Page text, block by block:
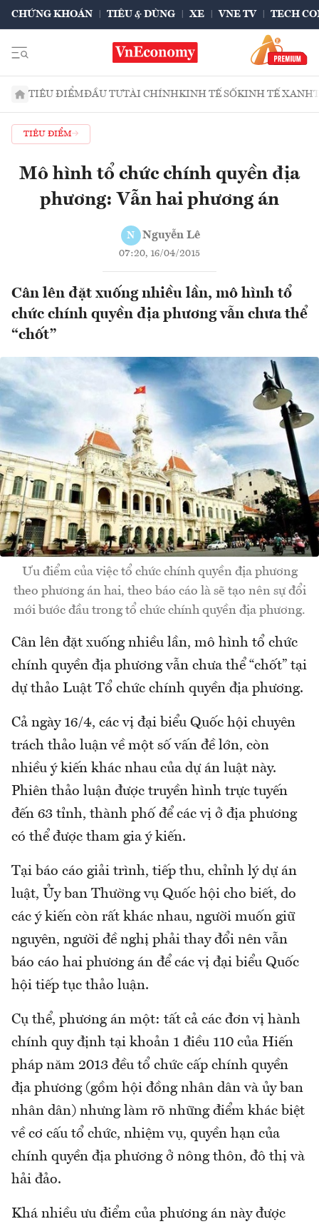
CHỨNG KHOÁN TIÊU & DÙNG XE VNE TV TECH
TIÊU ĐIỂMĐẦU TƯTÀI CHÍNHKINH TẾ SỐKINH TẾ XANH
TIÊU ĐIỂM
Mô hình tổ chức chính quyền địa
phương: Vẫn hai phương án
N Nguyễn Lê
07:20, 16/04/2015
Cân lên đặt xuống nhiều lần, mô hình tổ
chức chính quyền địa phương vẫn chưa thể
“chốt”
Ưu điểm của việc tổ chức chính quyền địa phương
theo phương án hai, theo báo cáo là sẽ tạo nên sự đổi
mới bước đầu trong tổ chức chính quyền địa phương.
Cân lên đặt xuống nhiều lần, mô hình tổ chức
chính quyền địa phương vẫn chưa thể “chốt” tại
dự thảo Luật Tổ chức chính quyền địa phương.
Cả ngày 16/4, các vị đại biểu Quốc hội chuyên
trách thảo luận về một số vấn đề lớn, còn
nhiều ý kiến khác nhau của dự án luật này.
Phiên thảo luận được truyền hình trực tuyến
đến 63 tỉnh, thành phố để các vị ở địa phương
có thể được tham gia ý kiến.
Tại báo cáo giải trình, tiếp thu, chỉnh lý dự án
luật, Ủy ban Thường vụ Quốc hội cho biết, do
các ý kiến còn rất khác nhau, người muốn giữ
nguyên, người đề nghị phải thay đổi nên vẫn
báo cáo hai phương án để các vị đại biểu Quốc
hội tiếp tục thảo luận.
Cụ thể, phương án một: tất cả các đơn vị hành
chính quy định tại khoản 1 điều 110 của Hiến
pháp năm 2013 đều tổ chức cấp chính quyền
địa phương (gồm hội đồng nhân dân và ủy ban
nhân dân) nhưng làm rõ những điểm khác biệt
về cơ cấu tổ chức, nhiệm vụ, quyền hạn của
chính quyền địa phương ở nông thôn, đô thị và
hải đảo.
Khá nhiều ưu điểm của phương án này được